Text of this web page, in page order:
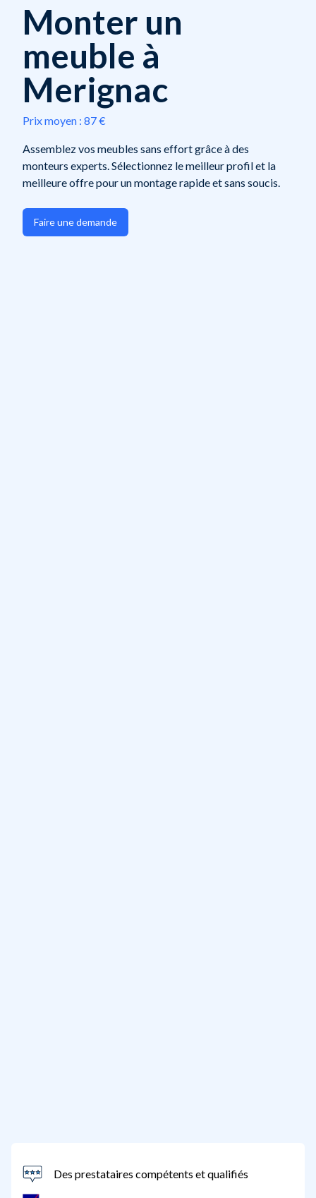
Monter un
meuble à
Merignac
Prix moyen : 87 €
Assemblez vos meubles sans effort grâce à des
monteurs experts. Sélectionnez le meilleur profil et la
meilleure offre pour un montage rapide et sans soucis.
Faire une demande
Des prestataires compétents et qualifiés